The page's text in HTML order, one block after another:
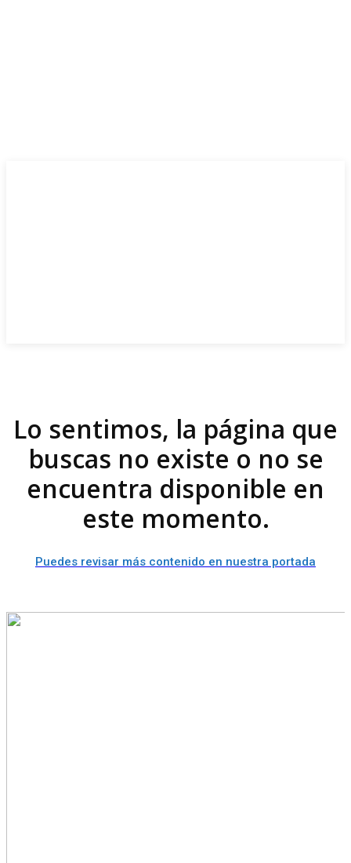
Lo sentimos, la página que
buscas no existe o no se
encuentra disponible en
este momento.
Puedes revisar más contenido en nuestra portada